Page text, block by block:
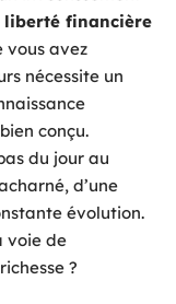
liberté financière
vous avez
nécessite un
conçu.
du jour au
d’une
évolution.
voie de
?